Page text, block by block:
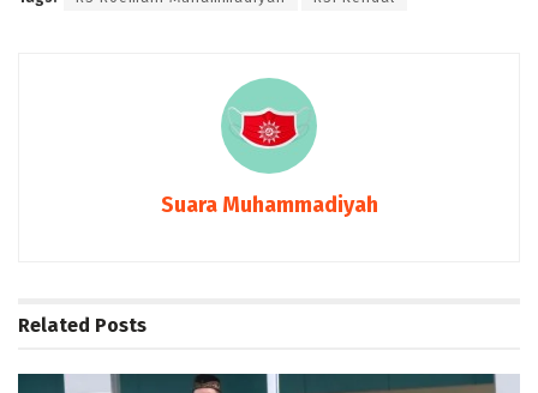
Suara Muhammadiyah
Related Posts